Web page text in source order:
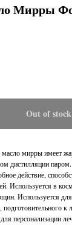
Мирры
Out of stock
мирры имеет
дистилляции
действие,
Используется в
Используется
к
персонализации